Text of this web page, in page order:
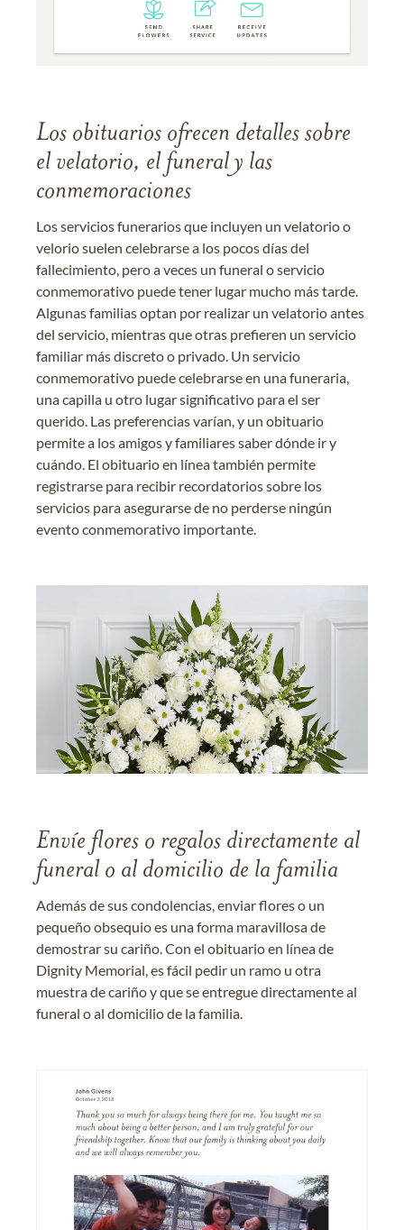
Los obituarios ofrecen detalles sobre
el velatorio, el funeral y las
conmemoraciones
Los servicios funerarios que incluyen un velatorio o
velorio suelen celebrarse a los pocos días del
fallecimiento, pero a veces un funeral o servicio
conmemorativo puede tener lugar mucho más tarde.
Algunas familias optan por realizar un velatorio antes
del servicio, mientras que otras prefieren un servicio
familiar más discreto o privado. Un servicio
conmemorativo puede celebrarse en una funeraria,
una capilla u otro lugar significativo para el ser
querido. Las preferencias varían, y un obituario
permite a los amigos y familiares saber dónde ir y
cuándo. El obituario en línea también permite
registrarse para recibir recordatorios sobre los
servicios para asegurarse de no perderse ningún
evento conmemorativo importante.
Envíe flores o regalos directamente al
funeral o al domicilio de la familia
Además de sus condolencias, enviar flores o un
pequeño obsequio es una forma maravillosa de
demostrar su cariño. Con el obituario en línea de
Dignity Memorial, es fácil pedir un ramo u otra
muestra de cariño y que se entregue directamente al
funeral o al domicilio de la familia.